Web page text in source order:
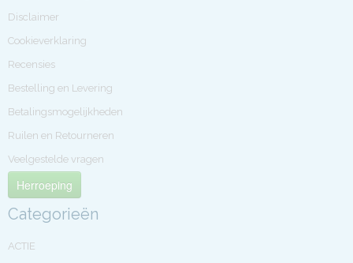
Disclaimer
Cookieverklaring
Recensies
Bestelling en Levering
Betalingsmogelijkheden
Ruilen en Retourneren
Veelgestelde vragen
Herroeping
Categorieën
ACTIE